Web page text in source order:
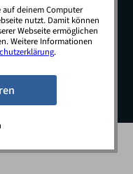
reserved.
Kontakt
Datenschutz
deinem Computer
nutzt. Damit können
Webseite ermöglichen
Weitere Informationen
.